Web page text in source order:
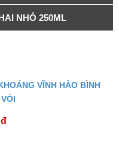
NHỎ 250ML
VĨNH HẢO BÌNH